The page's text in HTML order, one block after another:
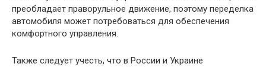
преобладает праворульное движение, поэтому переделка
автомобиля может потребоваться для обеспечения
комфортного управления.
Также следует учесть, что в России и Украине